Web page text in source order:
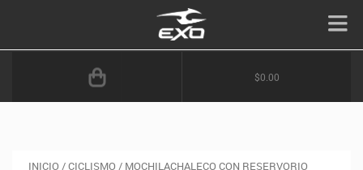
$0.00
INICIO /CICLISMO / MOCHILACHALECO CON RESERVORIO